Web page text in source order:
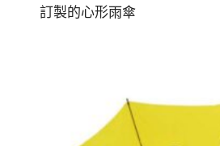
訂製的心形雨傘